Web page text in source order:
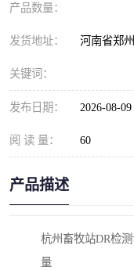
产品数量：
发货地址： 河南省郑
关键词：
发布日期： 2026-08-09
阅 读 量： 60
产品描述
杭州畜牧站DR检
量